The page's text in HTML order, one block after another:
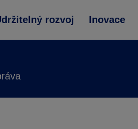
rozvoj Inovace